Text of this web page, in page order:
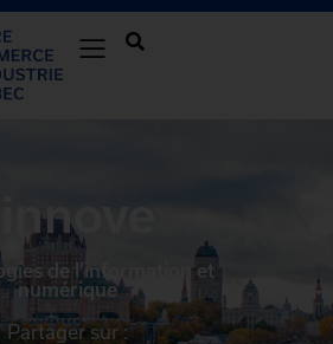
Jinnove
de l’information et
numérique
Partager sur :